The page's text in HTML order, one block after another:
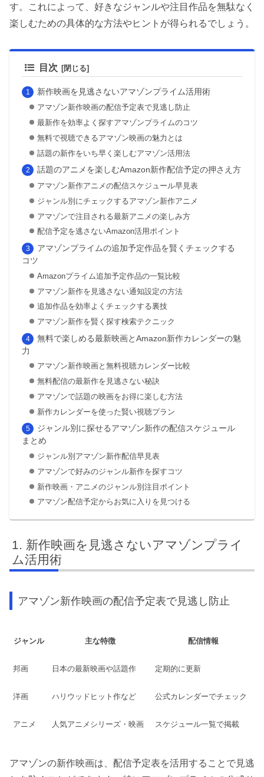
す。これによって、好きなジャンルや注目作品を無駄なく
楽しむための具体的な方法やヒントが得られるでしょう。
目次
新作映画を見逃さないアマゾンプライム活用術
アマゾン新作映画の配信予定表で見逃し防止
最新作を効率よく探すアマゾンプライムのコツ
無料で視聴できるアマゾン映画の魅力とは
話題の新作をいち早く楽しむアマゾン活用法
話題のアニメを楽しむAmazon新作配信予定の押さえ方
アマゾン新作アニメの配信スケジュール早見表
ジャンル別にチェックするアマゾン新作アニメ
アマゾンで注目される最新アニメの楽しみ方
配信予定を逃さないAmazon活用ポイント
アマゾンプライムの追加予定作品を賢くチェックする
コツ
Amazonプライム追加予定作品の一覧比較
アマゾン新作を見逃さない通知設定の方法
追加作品を効率よくチェックする裏技
アマゾン新作を賢く探す検索テクニック
無料で楽しめる最新映画とAmazon新作カレンダーの魅
力
アマゾン新作映画と無料視聴カレンダー比較
無料配信の最新作を見逃さない秘訣
アマゾンで話題の映画をお得に楽しむ方法
新作カレンダーを使った賢い視聴プラン
ジャンル別に探せるアマゾン新作の配信スケジュール
まとめ
ジャンル別アマゾン新作配信早見表
アマゾンで好みのジャンル新作を探すコツ
新作映画・アニメのジャンル別注目ポイント
アマゾン配信予定からお気に入りを見つける
新作映画を見逃さないアマゾンプライ
ム活用術
アマゾン新作映画の配信予定表で見逃し防止
ジャンル 主な特徴 配信情報
邦画 日本の最新映画や話題作 定期的に更新
洋画 ハリウッドヒット作など 公式カレンダーでチェック
アニメ 人気アニメシリーズ・映画 スケジュール一覧で掲載
アマゾンの新作映画は、配信予定表を活用することで見逃